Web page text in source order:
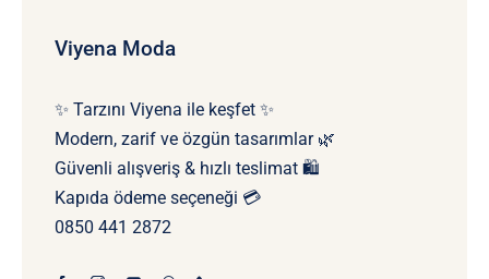
Viyena Moda
✨ Tarzını Viyena ile keşfet ✨
Modern, zarif ve özgün tasarımlar 🌿
Güvenli alışveriş & hızlı teslimat 🛍️
Kapıda ödeme seçeneği 💳
0850 441 2872